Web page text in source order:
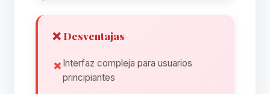
❌ Desventajas
Interfaz compleja para usuarios
principiantes